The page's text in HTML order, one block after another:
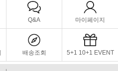
Q&A 마이페이지
배송조회 5+1 10+1 EVENT